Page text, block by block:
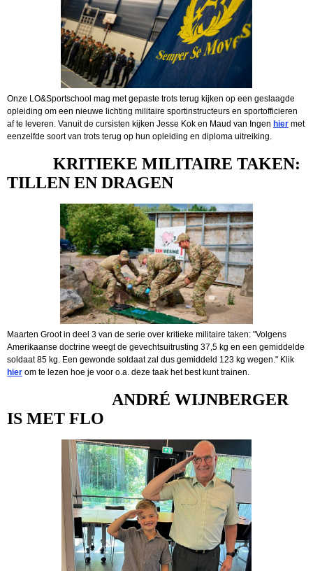
Onze LO&Sportschool mag met gepaste trots terug kijken op een geslaagde
opleiding om een nieuwe lichting militaire sportinstructeurs en sportofficieren
af te leveren. Vanuit de cursisten kijken Jesse Kok en Maud van Ingen hier met
eenzelfde soort van trots terug op hun opleiding en diploma uitreiking.
KRITIEKE MILITAIRE TAKEN:
TILLEN EN DRAGEN
Maarten Groot in deel 3 van de serie over kritieke militaire taken: "Volgens
Amerikaanse doctrine weegt de gevechtsuitrusting 37,5 kg en een gemiddelde
soldaat 85 kg. Een gewonde soldaat zal dus gemiddeld 123 kg wegen." Klik
hier om te lezen hoe je voor o.a. deze taak het best kunt trainen.
ANDRÉ WIJNBERGER
IS MET FLO